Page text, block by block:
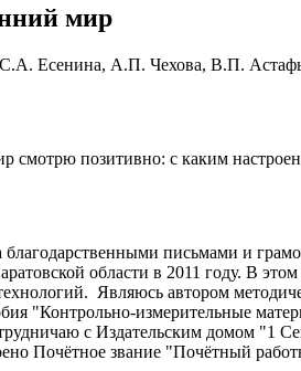
мир
Есенина, А.П. Чехова, В.П.
позитивно: с каким
письмами и
области в 2011 году. В
Являюсь автором
"Контрольно-измерительные
с Издательским домом "1
Почётное звание "Почётный